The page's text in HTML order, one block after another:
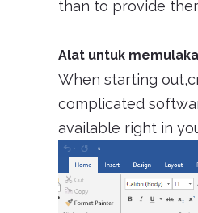
than to provide
Alat untuk
When starting
complicated
available right in